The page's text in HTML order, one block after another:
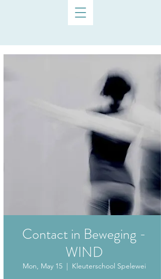
Contact in Beweging -
WIND
Mon, May 15
  |
Kleuterschool Spelewei